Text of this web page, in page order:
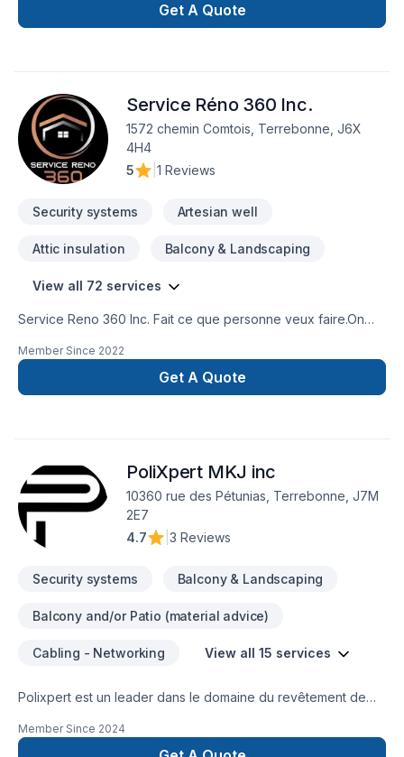
satisfaction client à Lanaudière,Laurentides,Laval,Montréal.
Notre équipe expérimentée vous accompagne à chaque
Notre engagement est simple : offrir un service d'exception,
centré sur vos besoins et vos aspirations.
Get A Quote
Service Réno 360 Inc.
1572 chemin Comtois, Terrebonne, J6X
4H4
5
1 Reviews
Security systems Artesian well
Attic insulation Balcony & Landscaping
View all 72 services
Service Reno 360 Inc. Fait ce que personne veux faire.On
gypse, platre, ceramique, installation cabinet, céramique,
peinture, moulure, porte intérieur, plancher vinyle, flotant,
bois franc, escalier, main courante, porte extérieur et fenêtre,
moi car un travail professionnel commence avec le bon outils.
Member Since 2022
Get A Quote
PoliXpert MKJ inc
10360 rue des Pétunias, Terrebonne, J7M
2E7
4.7
3 Reviews
Security systems Balcony & Landscaping
Balcony and/or Patio (material advice)
Cabling - Networking View all 15 services
Polixpert est un leader dans le domaine du revêtement de
marbre ainsi que les planchers escaliers terrazzo dans les
régions des Laurentides et de Lanaudière, au Québec. Forts
Member Since 2024